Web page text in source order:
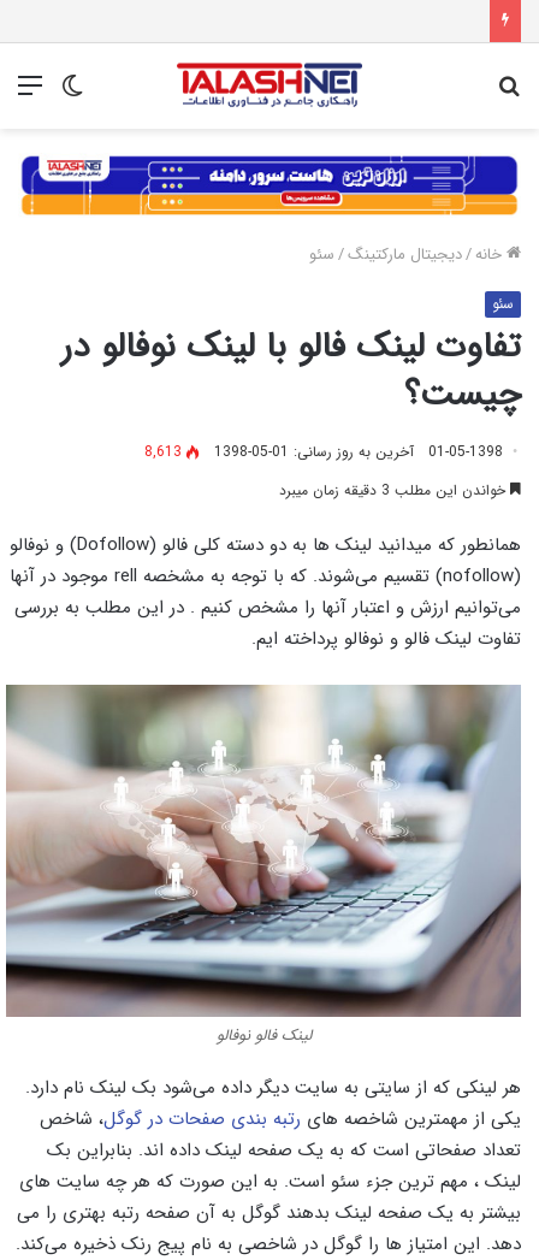
تغییر
خانه/دیجیتال مارکتینگ/سئو
سئو
تفاوت لینک فالو با لینک نوفالو در
چیست؟
01-05-1398 آخرین به روز رسانی: 01-05-1398
8,613
خواندن این مطلب 3 دقیقه زمان میبرد
همانطور که میدانید لینک ها به دو دسته کلی فالو (Dofollow) و نوفالو
(nofollow) تقسیم می‌شوند. که با توجه به مشخصه rell موجود در آنها
می‌توانیم ارزش و اعتبار آنها را مشخص کنیم . در این مطلب به بررسی
تفاوت لینک فالو و نوفالو پرداخته ایم.
لینک فالو نوفالو
هر لینکی که از سایتی به سایت دیگر داده می‌شود بک لینک نام دارد.
یکی از مهمترین شاخصه های رتبه بندی صفحات در گوگل، شاخص
تعداد صفحاتی است که به یک صفحه لینک داده اند. بنابراین بک
لینک ، مهم ترین جزء سئو است. به این صورت که هر چه سایت های
بیشتر به یک صفحه لینک بدهند گوگل به آن صفحه رتبه بهتری را می
دهد. این امتیاز ها را گوگل در شاخصی به نام پیج رنک ذخیره می‌کند.